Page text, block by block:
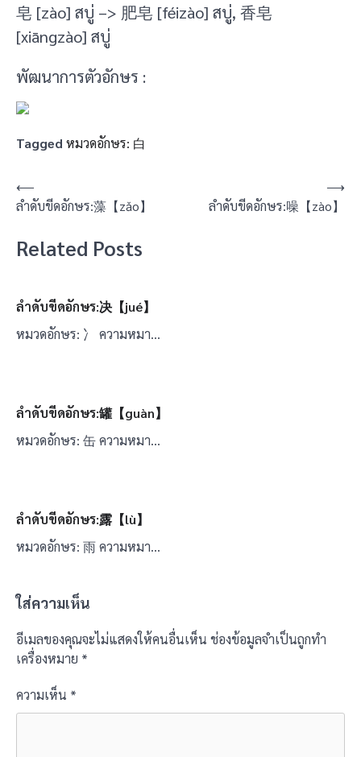
皂 [zào] สบู่ –> 肥皂 [féizào] สบู่, 香皂
[xiāngzào] สบู่
พัฒนาการตัวอักษร :
Tagged หมวดอักษร: 白
แนะแนว
เรื่อง
⟵
ลำดับขีดอักษร:藻【zǎo】
ลำดับขีดอักษร:噪【zào】
⟶
Related Posts
ลำดับขีดอักษร:决【jué】
หมวดอักษร: 冫 ความหมา…
ลำดับขีดอักษร:罐【guàn】
หมวดอักษร: 缶 ความหมา…
ลำดับขีดอักษร:露【lù】
หมวดอักษร: 雨 ความหมา…
ใส่ความเห็น
อีเมลของคุณจะไม่แสดงให้คนอื่นเห็น ช่องข้อมูลจำเป็นถูกทำ
เครื่องหมาย *
ความเห็น *